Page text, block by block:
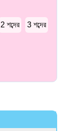
2 শব্দের 3 শব্দের